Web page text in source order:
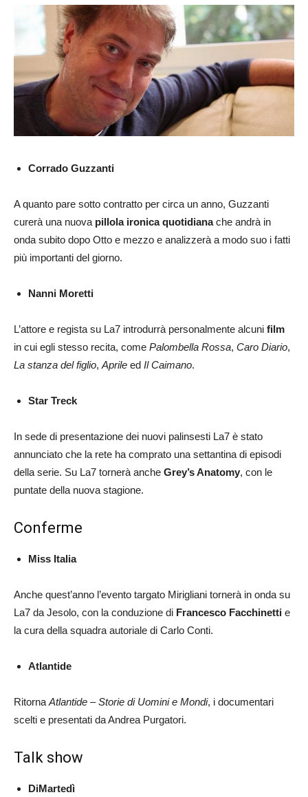
Corrado Guzzanti
A quanto pare sotto contratto per circa un anno, Guzzanti
curerà una nuova pillola ironica quotidianache andrà in
onda subito dopo Otto e mezzo e analizzerà a modo suo i fatti
più importanti del giorno.
Nanni Moretti
L’attore e regista su La7 introdurrà personalmente alcuni film
in cui egli stesso recita, come Palombella Rossa, Caro Diario,
La stanza del figlio,Aprile ed Il Caimano.
Star Treck
In sede di presentazione dei nuovi palinsesti La7 è stato
annunciato che la rete ha comprato una settantina di episodi
della serie. Su La7 tornerà anche Grey’s Anatomy, con le
puntate della nuova stagione.
Conferme
Miss Italia
Anche quest’anno l’evento targato Mirigliani tornerà in onda su
La7 da Jesolo, con la conduzione di Francesco Facchinetti e
la cura della squadra autoriale di Carlo Conti.
Atlantide
RitornaAtlantide – Storie di Uomini e Mondi, i documentari
scelti e presentati da Andrea Purgatori.
Talk show
DiMartedì